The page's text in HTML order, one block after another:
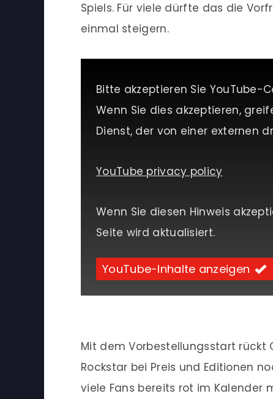
Spiels. Für viele dürfte das die
einmal steigern.
Bitte akzeptieren Sie YouTube-
Wenn Sie dies akzeptieren,
Dienst, der von einer externen
YouTube privacy policy
Wenn Sie diesen Hinweis
Seite wird aktualisiert.
YouTube-Inhalte anzeigen
Mit dem Vorbestellungsstart rückt
Rockstar bei Preis und Editionen
viele Fans bereits rot im Kalender